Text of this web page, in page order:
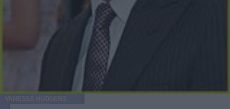
l'attrice è un idolo per milioni di ragazzini, ma non per
questo può esser criticata semplicemente per una sigaretta.
Se, poi, la Stewart fuma o prende cattive abitudini è colpa
del suo ragazzo? Se davvero fosse così facilmente
influenzabile significherebbe che l'attrice non ha alcuna
personalità.